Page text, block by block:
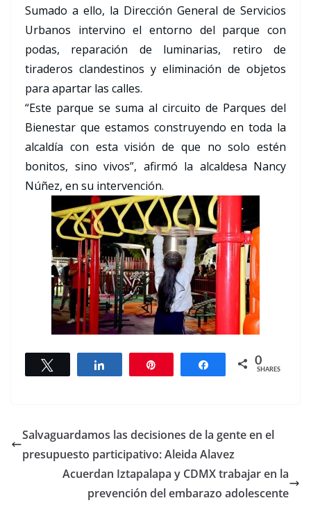
Sumado a ello, la Dirección General de Servicios
Urbanos intervino el entorno del parque con
podas, reparación de luminarias, retiro de
tiraderos clandestinos y eliminación de objetos
para apartar las calles.
“Este parque se suma al circuito de Parques del
Bienestar que estamos construyendo en toda la
alcaldía con esta visión de que no solo estén
bonitos, sino vivos”, afirmó la alcaldesa Nancy
Núñez, en su intervención.
Share 0
SHARES
Salvaguardamos las decisiones de la gente en el
presupuesto participativo: Aleida Alavez
Acuerdan Iztapalapa y CDMX trabajar en la
prevención del embarazo adolescente